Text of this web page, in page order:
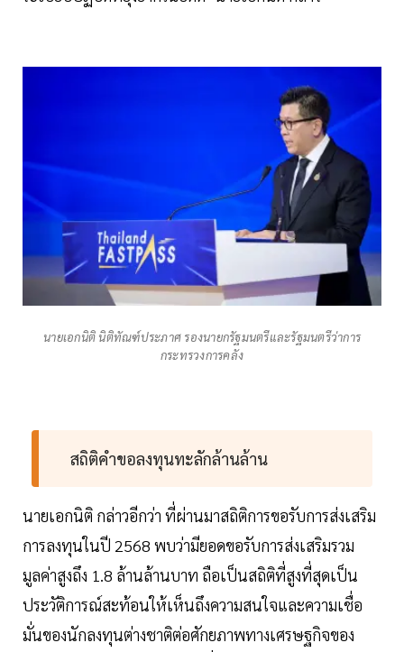
นายเอกนิติ นิติทัณฑ์ประภาศ รองนายกรัฐมนตรีและรัฐมนตรีว่าการ
กระทรวงการคลัง
สถิติคำขอลงทุนทะลักล้านล้าน
นายเอกนิติ กล่าวอีกว่า ที่ผ่านมาสถิติการขอรับการส่งเสริม
การลงทุนในปี 2568 พบว่ามียอดขอรับการส่งเสริมรวม
มูลค่าสูงถึง 1.8 ล้านล้านบาท ถือเป็นสถิติที่สูงที่สุดเป็น
ประวัติการณ์สะท้อนให้เห็นถึงความสนใจและความเชื่อ
มั่นของนักลงทุนต่างชาติต่อศักยภาพทางเศรษฐกิจของ